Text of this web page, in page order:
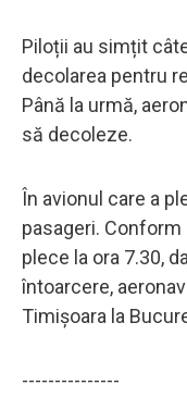
Piloții au simțit
decolarea pentru
Până la urmă,
să decoleze.
În avionul care a
pasageri.
plece la ora 7.30,
întoarcere,
Timișoara la
---------------